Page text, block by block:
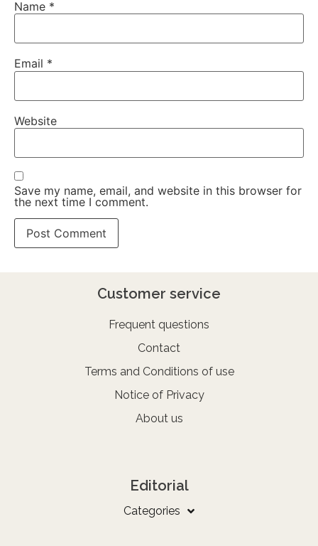
Name *
Email *
Website
Save my name, email, and website in this browser for
the next time I comment.
Customer service
Frequent questions
Contact
Terms and Conditions of use
Notice of Privacy
About us
Editorial
Categories